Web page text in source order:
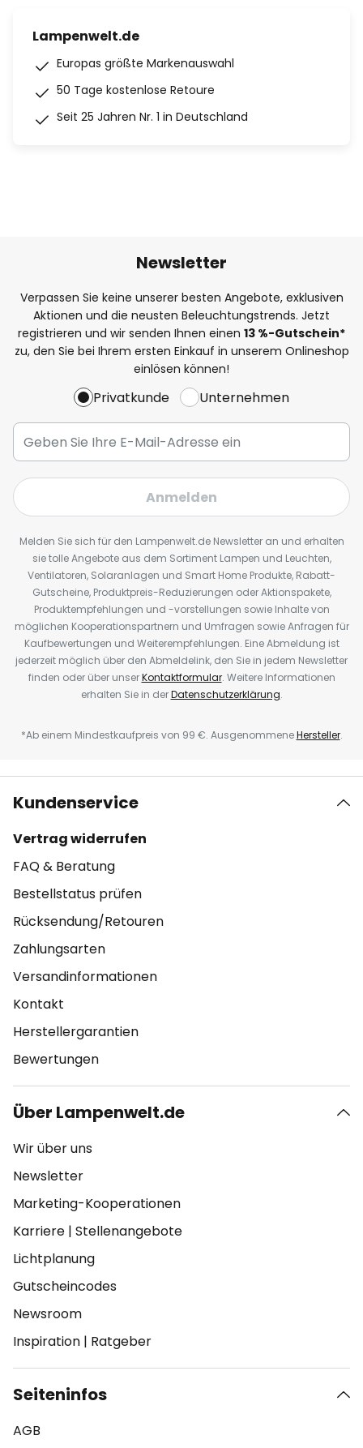
Lampenwelt.de
Europas größte Markenauswahl
50 Tage kostenlose Retoure
Seit 25 Jahren Nr. 1 in Deutschland
Newsletter
Verpassen Sie keine unserer besten Angebote, exklusiven
Aktionen und die neusten Beleuchtungstrends. Jetzt
registrieren und wir senden Ihnen einen 13 %-Gutschein*
zu, den Sie bei Ihrem ersten Einkauf in unserem Onlineshop
einlösen können!
Privatkunde Unternehmen
Anmelden
Melden Sie sich für den Lampenwelt.de Newsletter an und erhalten
sie tolle Angebote aus dem Sortiment Lampen und Leuchten,
Ventilatoren, Solaranlagen und Smart Home Produkte, Rabatt-
Gutscheine, Produktpreis-Reduzierungen oder Aktionspakete,
Produktempfehlungen und -vorstellungen sowie Inhalte von
möglichen Kooperationspartnern und Umfragen sowie Anfragen für
Kaufbewertungen und Weiterempfehlungen. Eine Abmeldung ist
jederzeit möglich über den Abmeldelink, den Sie in jedem Newsletter
finden oder über unserKontaktformular. Weitere Informationen
erhalten Sie in derDatenschutzerklärung.
*Ab einem Mindestkaufpreis von 99 €. AusgenommeneHersteller.
Kundenservice
Vertrag widerrufen
FAQ & Beratung
Bestellstatus prüfen
Rücksendung/Retouren
Zahlungsarten
Versandinformationen
Kontakt
Herstellergarantien
Bewertungen
Über Lampenwelt.de
Wir über uns
Newsletter
Marketing-Kooperationen
Karriere | Stellenangebote
Lichtplanung
Gutscheincodes
Newsroom
Inspiration | Ratgeber
Seiteninfos
AGB